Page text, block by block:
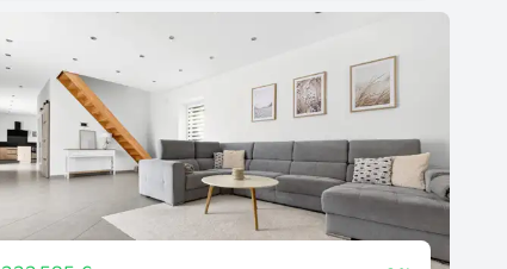
séjour exposé sud de 28 m², une cuisine équipée et
aménagée, 2 chambres, un wc et une salle d eau. Au
1er étage, 3 chambres (de 13 m² à 14,4 m²) un bureau
ou salle de jeux, une salle d 'eau, un wc et un
débarras. Le sous sol de plus de 108 m² est idéal pour
le stationnement de 2 véhicules, du rangement ou
pour stocker de nombreux outils. Vous disposez d'un
grand jardin arboré avec des plantes tropicales, le tout
cloturé. Portail et garage électrique, caméras de vidéo
surveillance connectées au téléphone double vitrage
dans toute la maison, pompe à chaleur recente et vmc
neuve sous garantie, toiture entièrement demoussée